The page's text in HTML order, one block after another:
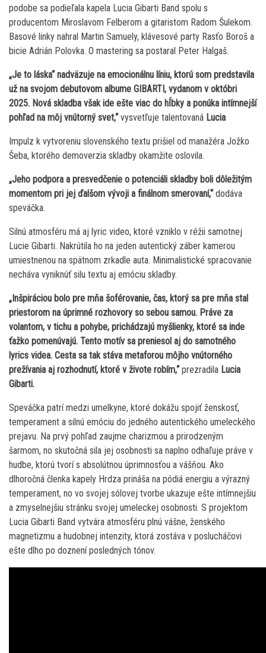
podobe sa podieľala kapela Lucia Gibarti Band spolu s
producentom Miroslavom Felberom a gitaristom Radom Šulekom.
Basové linky nahral Martin Samuely, klávesové party Rasťo Boroš a
bicie Adrián Polovka. O mastering sa postaral Peter Halgaš.
„Je to láska“ nadväzuje na emocionálnu líniu, ktorú som predstavila
už na svojom debutovom albume GIBARTI, vydanom v októbri
2025. Nová skladba však ide ešte viac do hĺbky a ponúka intímnejší
pohľad na môj vnútorný svet,“vysvetľuje talentovaná Lucia
Impulz k vytvoreniu slovenského textu prišiel od manažéra Jožko
Šeba, ktorého demoverzia skladby okamžite oslovila.
„Jeho podpora a presvedčenie o potenciáli skladby boli dôležitým
momentom pri jej ďalšom vývoji a finálnom smerovaní,“dodáva
speváčka.
Silnú atmosféru má aj lyric video, ktoré vzniklo v réžii samotnej
Lucie Gibarti. Nakrútila ho na jeden autentický záber kamerou
umiestnenou na spätnom zrkadle auta. Minimalistické spracovanie
necháva vyniknúť silu textu aj emóciu skladby.
„Inšpiráciou bolo pre mňa šoférovanie, čas, ktorý sa pre mňa stal
priestorom na úprimné rozhovory so sebou samou. Práve za
volantom, v tichu a pohybe, prichádzajú myšlienky, ktoré sa inde
ťažko pomenúvajú. Tento motív sa preniesol aj do samotného
lyrics videa. Cesta sa tak stáva metaforou môjho vnútorného
prežívania aj rozhodnutí, ktoré v živote robím,“prezradila Lucia
Gibarti.
Speváčka patrí medzi umelkyne, ktoré dokážu spojiť ženskosť,
temperament a silnú emóciu do jedného autentického umeleckého
prejavu. Na prvý pohľad zaujme charizmou a prirodzeným
šarmom, no skutočná sila jej osobnosti sa naplno odhaľuje práve v
hudbe, ktorú tvorí s absolútnou úprimnosťou a vášňou. Ako
dlhoročná členka kapely Hrdza prináša na pódiá energiu a výrazný
temperament, no vo svojej sólovej tvorbe ukazuje ešte intímnejšiu
a zmyselnejšiu stránku svojej umeleckej osobnosti. S projektom
Lucia Gibarti Band vytvára atmosféru plnú vášne, ženského
magnetizmu a hudobnej intenzity, ktorá zostáva v poslucháčovi
ešte dlho po doznení posledných tónov.